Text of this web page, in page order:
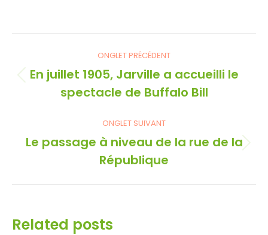
Navigation
de
commentaire
ONGLET PRÉCÉDENT
Onglet
précédent
En juillet 1905, Jarville a accueilli le
spectacle de Buffalo Bill
ONGLET SUIVANT
Onglet
suivant
Le passage à niveau de la rue de la
République
Related posts